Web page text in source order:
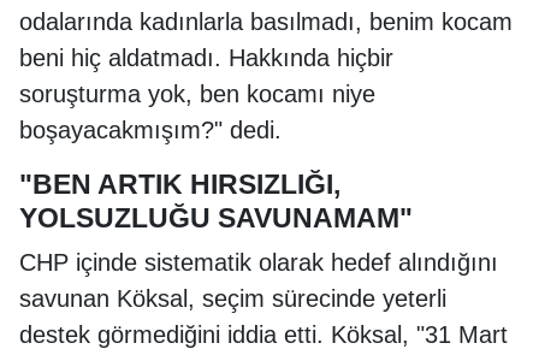
odalarında kadınlarla basılmadı, benim kocam
beni hiç aldatmadı. Hakkında hiçbir
soruşturma yok, ben kocamı niye
boşayacakmışım?" dedi.
"BEN ARTIK HIRSIZLIĞI,
YOLSUZLUĞU SAVUNAMAM"
CHP içinde sistematik olarak hedef alındığını
savunan Köksal, seçim sürecinde yeterli
destek görmediğini iddia etti. Köksal, "31 Mart